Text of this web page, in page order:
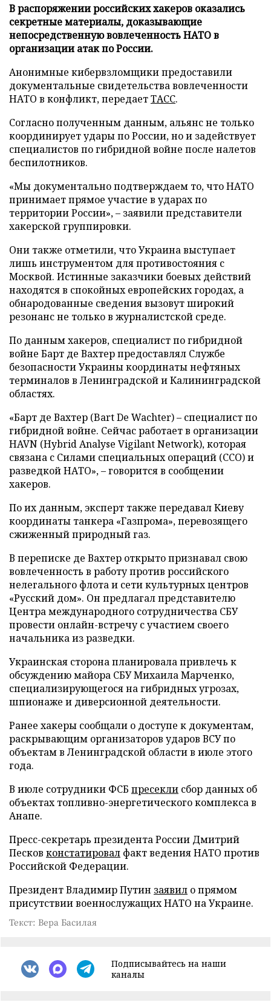
В распоряжении российских хакеров оказались
секретные материалы, доказывающие
непосредственную вовлеченность НАТО в
организации атак по России.
Анонимные кибервзломщики предоставили
документальные свидетельства вовлеченности
НАТО в конфликт, передаетТАСС.
Согласно полученным данным, альянс не только
координирует удары по России, но и задействует
специалистов по гибридной войне после налетов
беспилотников.
«Мы документально подтверждаем то, что НАТО
принимает прямое участие в ударах по
территории России», – заявили представители
хакерской группировки.
Они также отметили, что Украина выступает
лишь инструментом для противостояния с
Москвой. Истинные заказчики боевых действий
находятся в спокойных европейских городах, а
обнародованные сведения вызовут широкий
резонанс не только в журналистской среде.
По данным хакеров, специалист по гибридной
войне Барт де Вахтер предоставлял Службе
безопасности Украины координаты нефтяных
терминалов в Ленинградской и Калининградской
областях.
«Барт де Вахтер (Bart De Wachter) – специалист по
гибридной войне. Сейчас работает в организации
HAVN (Hybrid Analyse Vigilant Network), которая
связана с Силами специальных операций (ССО) и
разведкой НАТО», – говорится в сообщении
хакеров.
По их данным, эксперт также передавал Киеву
координаты танкера «Газпрома», перевозящего
сжиженный природный газ.
В переписке де Вахтер открыто признавал свою
вовлеченность в работу против российского
нелегального флота и сети культурных центров
«Русский дом». Он предлагал представителю
Центра международного сотрудничества СБУ
провести онлайн-встречу с участием своего
начальника из разведки.
Украинская сторона планировала привлечь к
обсуждению майора СБУ Михаила Марченко,
специализирующегося на гибридных угрозах,
шпионаже и диверсионной деятельности.
Ранее хакеры сообщали о доступе к документам,
раскрывающим организаторов ударов ВСУ по
объектам в Ленинградской области в июле этого
года.
В июле сотрудники ФСБ пресекли сбор данных об
объектах топливно-энергетического комплекса в
Анапе.
Пресс-секретарь президента России Дмитрий
Песков констатировал факт ведения НАТО против
Российской Федерации.
Президент Владимир Путин заявил о прямом
присутствии военнослужащих НАТО на Украине.
Текст: Вера Басилая
Подписывайтесь на наши
каналы